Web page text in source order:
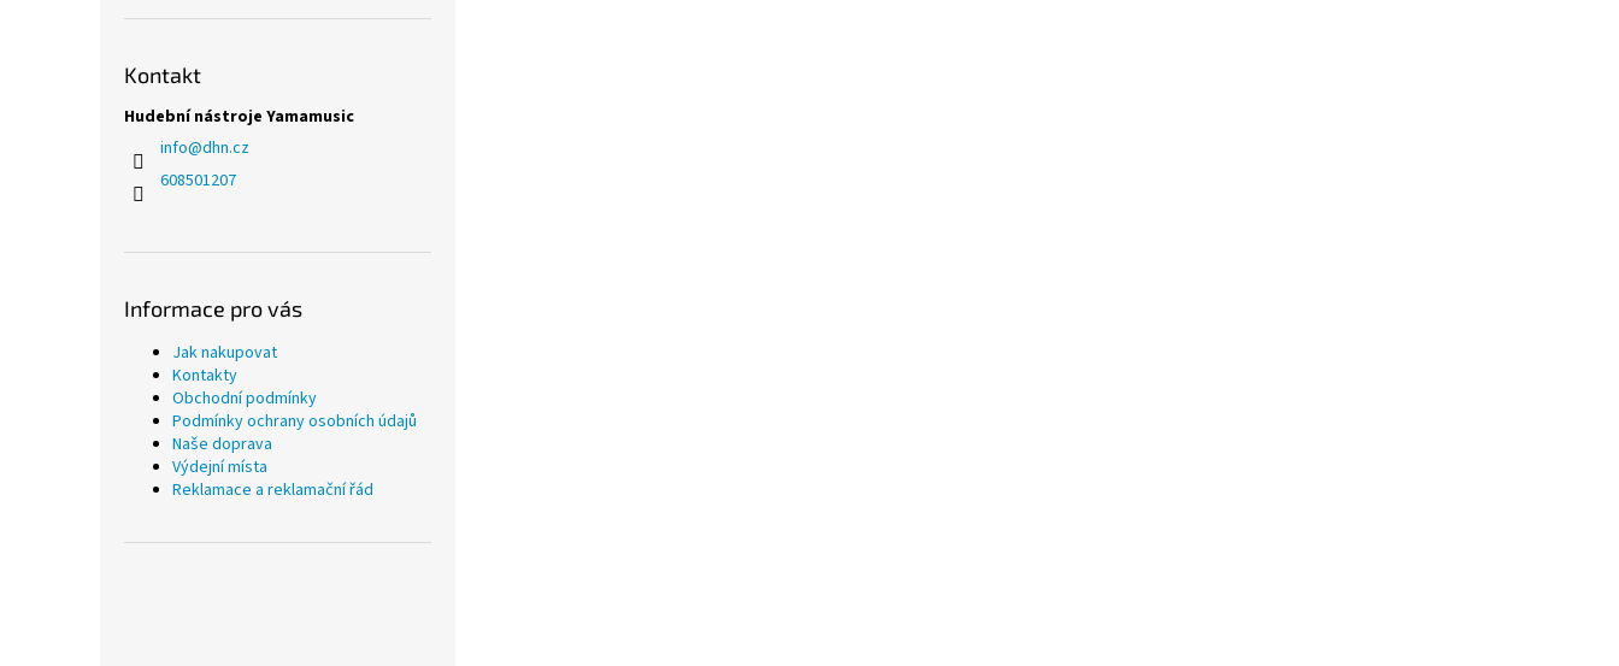
Kontakt
Hudební nástroje Yamamusic
info@dhn.cz
608501207
Informace pro vás
Jak nakupovat
Kontakty
Obchodní podmínky
Podmínky ochrany osobních údajů
Naše doprava
Výdejní místa
Reklamace a reklamační řád